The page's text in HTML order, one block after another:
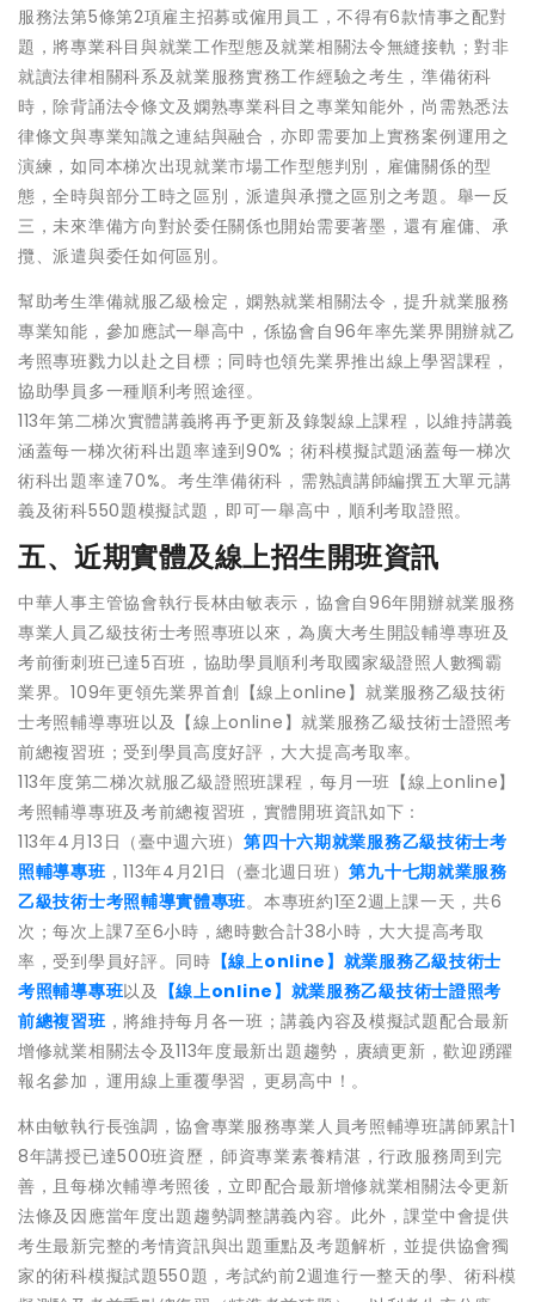
服務法第5條第2項雇主招募或僱用員工，不得有6款情事之配對
題，將專業科目與就業工作型態及就業相關法令無縫接軌；對非
就讀法律相關科系及就業服務實務工作經驗之考生，準備術科
時，除背誦法令條文及嫻熟專業科目之專業知能外，尚需熟悉法
律條文與專業知識之連結與融合，亦即需要加上實務案例運用之
演練，如同本梯次出現就業市場工作型態判別，雇傭關係的型
態，全時與部分工時之區別，派遣與承攬之區別之考題。舉一反
三，未來準備方向對於委任關係也開始需要著墨，還有雇傭、承
攬、派遣與委任如何區別。
幫助考生準備就服乙級檢定，嫻熟就業相關法令，提升就業服務
專業知能，參加應試一舉高中，係協會自96年率先業界開辦就乙
考照專班戮力以赴之目標；同時也領先業界推出線上學習課程，
協助學員多一種順利考照途徑。
113年第二梯次實體講義將再予更新及錄製線上課程，以維持講義
涵蓋每一梯次術科出題率達到90%；術科模擬試題涵蓋每一梯次
術科出題率達70%。考生準備術科，需熟讀講師編撰五大單元講
義及術科550題模擬試題，即可一舉高中，順利考取證照。
五、近期實體及線上招生開班資訊
中華人事主管協會執行長林由敏表示，協會自96年開辦就業服務
專業人員乙級技術士考照專班以來，為廣大考生開設輔導專班及
考前衝刺班已達5百班，協助學員順利考取國家級證照人數獨霸
業界。109年更領先業界首創【線上online】就業服務乙級技術
士考照輔導專班以及【線上online】就業服務乙級技術士證照考
前總複習班；受到學員高度好評，大大提高考取率。
113年度第二梯次就服乙級證照班課程，每月一班【線上online】
考照輔導專班及考前總複習班，實體開班資訊如下：
113年4月13日（臺中週六班）第四十六期就業服務乙級技術士考
照輔導專班，113年4月21日（臺北週日班）第九十七期就業服務
乙級技術士考照輔導實體專班。本專班約1至2週上課一天，共6
次；每次上課7至6小時，總時數合計38小時，大大提高考取
率，受到學員好評。同時 【線上online】就業服務乙級技術士
考照輔導專班以及 【線上online】就業服務乙級技術士證照考
前總複習班，將維持每月各一班；講義內容及模擬試題配合最新
增修就業相關法令及113年度最新出題趨勢，賡續更新，歡迎踴躍
報名參加，運用線上重覆學習，更易高中！。
林由敏執行長強調，協會專業服務專業人員考照輔導班講師累計1
8年講授已達500班資歷，師資專業素養精湛，行政服務周到完
善，且每梯次輔導考照後，立即配合最新增修就業相關法令更新
法條及因應當年度出題趨勢調整講義內容。此外，課堂中會提供
考生最新完整的考情資訊與出題重點及考題解析，並提供協會獨
家的術科模擬試題550題，考試約前2週進行一整天的學、術科模